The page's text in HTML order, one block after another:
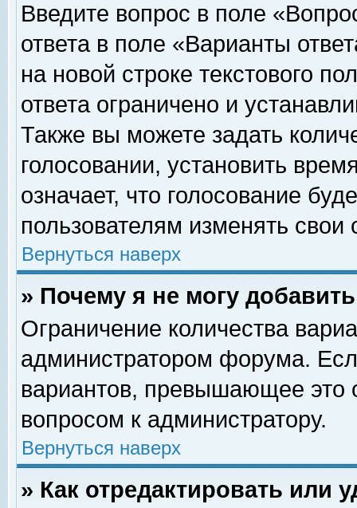
Введите вопрос в поле
ответа в поле «Варианты
на новой строке текстового
ответа ограничено и
Также вы можете задать
голосовании, установить
означает, что голосование
пользователям изменять свои
Вернуться наверх
» Почему я не могу
Ограничение количества
администратором форума.
вариантов, превышающее это
вопросом к администратору.
Вернуться наверх
» Как отредактировать или